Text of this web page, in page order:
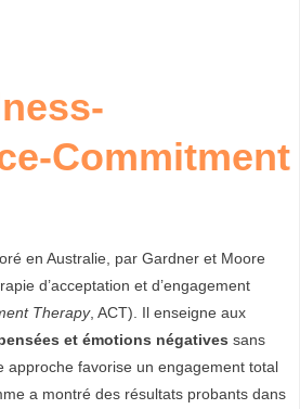
Commitment
en Australie, par Gardner et Moore
d’acceptation et d’engagement
Therapy, ACT). Il enseigne aux
et émotions négatives sans
approche favorise un engagement total
a montré des résultats probants dans